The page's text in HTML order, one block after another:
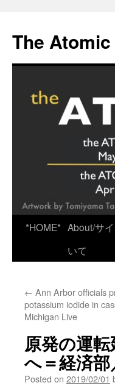
content
The
*HOME* About/サ
いて
← Ann Arbor officials
potassium iodide in
Michigan Live
原発の運
へ＝経済
Posted on 2019/02/01